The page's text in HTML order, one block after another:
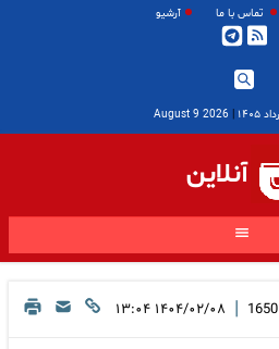
تماس با ما آرشیو
|
2026 August 9
آنلاین
| ۱۴۰۴/۰۲/۰۸ ۱۳:۰۴